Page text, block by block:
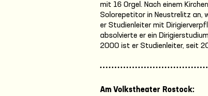
mit 16 Orgel. Nach einem
Solorepetitor in Neustrelitz an,
er Studienleiter mit
absolvierte er ein
2000 ist er Studienleiter, seit
Am Volkstheater Rostock: